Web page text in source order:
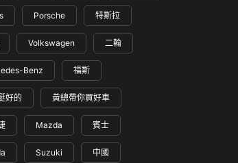
Porsche 特斯拉
Volkswagen 二輪
Benz 福斯
好的 黃總帶你買好車
Mazda 賓士
Suzuki 中國